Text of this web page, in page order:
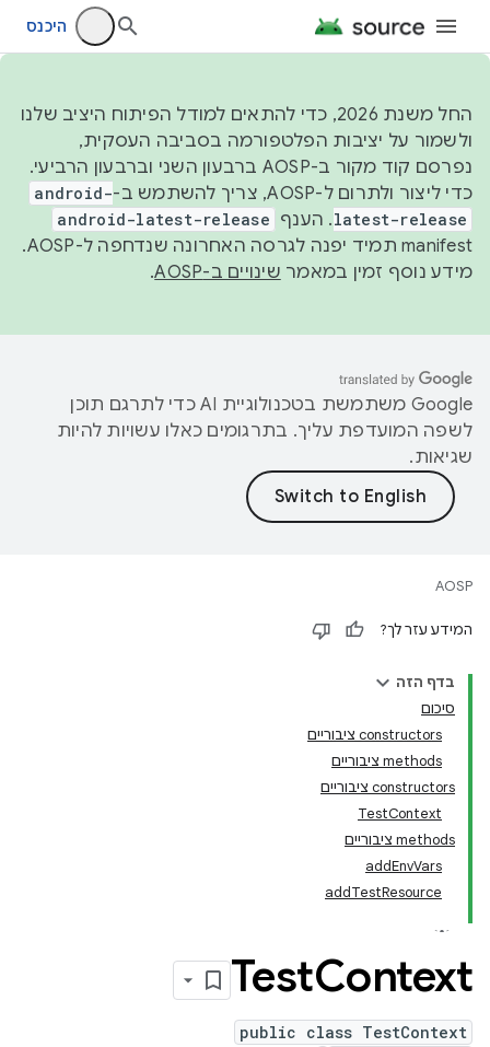
היכנס
החל משנת 2026, כדי להתאים למודל הפיתוח היציב שלנו
ולשמור על יציבות הפלטפורמה בסביבה העסקית,
נפרסם קוד מקור ב-AOSP ברבעון השני וברבעון הרביעי.
כדי ליצור ולתרום ל-AOSP, צריך להשתמש ב-
android-
latest-release. הענף android-latest-release
manifest תמיד יפנה לגרסה האחרונה שנדחפה ל-AOSP.
מידע נוסף זמין במאמר שינויים ב-AOSP .
‫Google משתמשת בטכנולוגיית AI כדי לתרגם תוכן
לשפה המועדפת עליך. בתרגומים כאלו עשויות להיות
שגיאות.
AOSP
המידע עזר לך?
בדף הזה
סיכום
‫constructors ציבוריים
‫methods ציבוריים
‫constructors ציבוריים
TestContext
‫methods ציבוריים
addEnvVars
addTestResource
TestContext
public class TestContext